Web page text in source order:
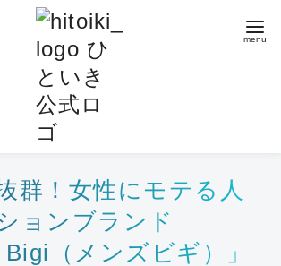
群！女性にモテる人
ョンブランド
Bigi（メンズビギ）」